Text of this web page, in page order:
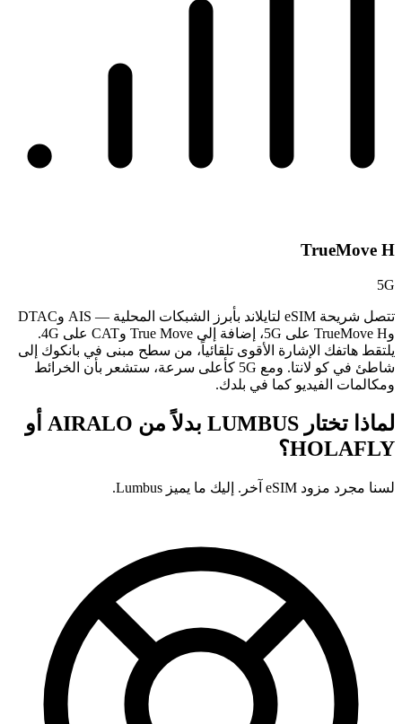
TrueMove H
5G
تتصل شريحة eSIM لتايلاند بأبرز الشبكات المحلية — AIS وDTAC
وTrueMove H على 5G، إضافة إلى True Move وCAT على 4G.
يلتقط هاتفك الإشارة الأقوى تلقائياً، من سطح مبنى في بانكوك إلى
شاطئ في كو لانتا. ومع 5G كأعلى سرعة، ستشعر بأن الخرائط
ومكالمات الفيديو كما في بلدك.
لماذا تختار LUMBUS بدلاً من
AIRALO أو
HOLAFLY؟
لسنا مجرد مزود eSIM آخر. إليك ما يميز Lumbus.